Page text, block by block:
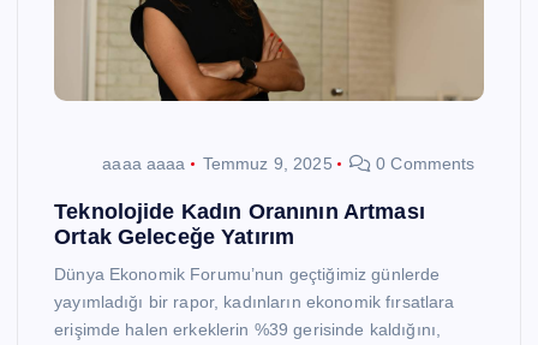
aaaa aaaa Temmuz 9, 2025 0 Comments
Teknolojide Kadın Oranının Artması
Ortak Geleceğe Yatırım
Dünya Ekonomik Forumu’nun geçtiğimiz günlerde
yayımladığı bir rapor, kadınların ekonomik fırsatlara
erişimde halen erkeklerin %39 gerisinde kaldığını,